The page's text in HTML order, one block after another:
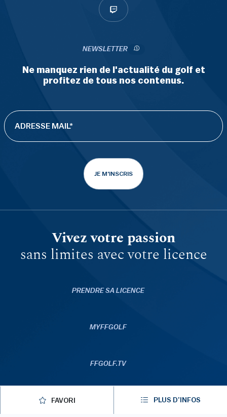
FAVORI PLUS D’INFOS
NEWSLETTER
Ne manquez rien de l'actualité du golf et
profitez de tous nos contenus.
JE M'INSCRIS
Vivez votre passion
sans limites avec votre licence
PRENDRE SA LICENCE
MYFFGOLF
FFGOLF.TV